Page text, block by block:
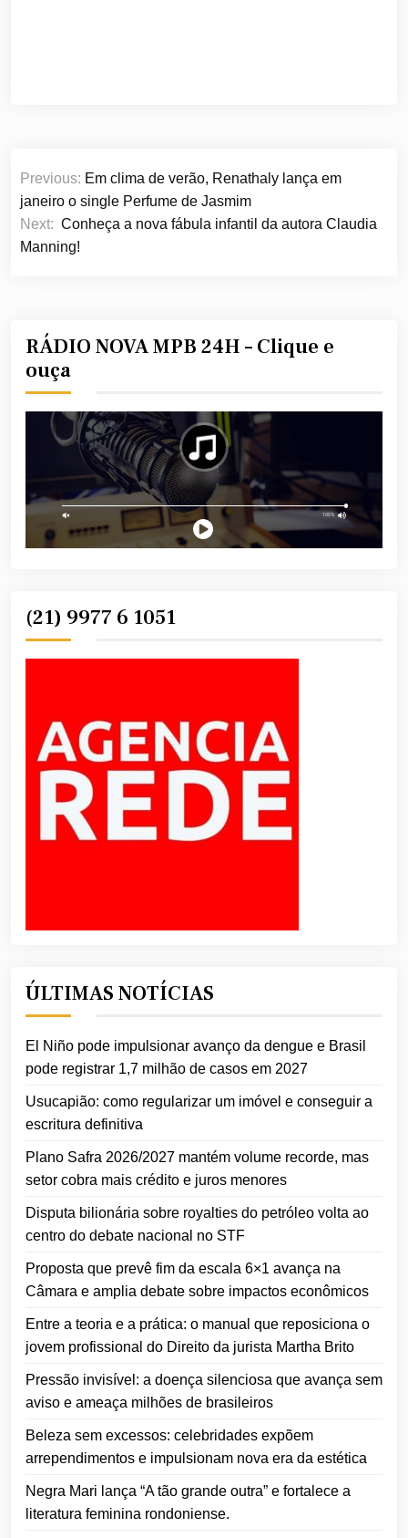
Navegação
de
Post
Previous: Em clima de verão, Renathaly lança em
janeiro o single Perfume de Jasmim
Next: Conheça a nova fábula infantil da autora Claudia
Manning!
RÁDIO NOVA MPB 24H – Clique e
ouça
(21) 9977 6 1051
ÚLTIMAS NOTÍCIAS
El Niño pode impulsionar avanço da dengue e Brasil
pode registrar 1,7 milhão de casos em 2027
Usucapião: como regularizar um imóvel e conseguir a
escritura definitiva
Plano Safra 2026/2027 mantém volume recorde, mas
setor cobra mais crédito e juros menores
Disputa bilionária sobre royalties do petróleo volta ao
centro do debate nacional no STF
Proposta que prevê fim da escala 6×1 avança na
Câmara e amplia debate sobre impactos econômicos
Entre a teoria e a prática: o manual que reposiciona o
jovem profissional do Direito da jurista Martha Brito
Pressão invisível: a doença silenciosa que avança sem
aviso e ameaça milhões de brasileiros
Beleza sem excessos: celebridades expõem
arrependimentos e impulsionam nova era da estética
Negra Mari lança “A tão grande outra” e fortalece a
literatura feminina rondoniense.